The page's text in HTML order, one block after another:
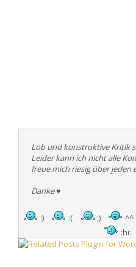
Lob und konstruktive Kritik
Leider kann ich nicht alle
freue mich riesig über jeden
Danke♥
:) :( ;) ^^
:hi: